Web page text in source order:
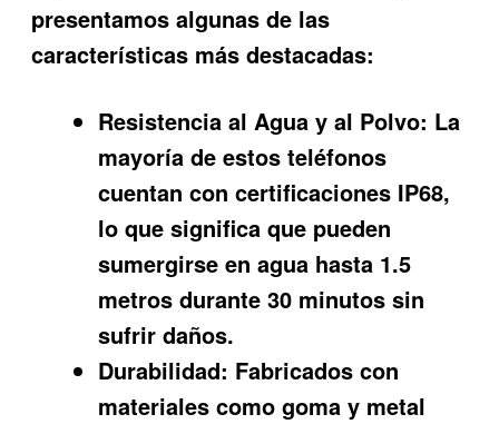
presentamos algunas de las
características más destacadas:
Resistencia al Agua y al Polvo: La
mayoría de estos teléfonos
cuentan con certificaciones IP68,
lo que significa que pueden
sumergirse en agua hasta 1.5
metros durante 30 minutos sin
sufrir daños.
Durabilidad: Fabricados con
materiales como goma y metal